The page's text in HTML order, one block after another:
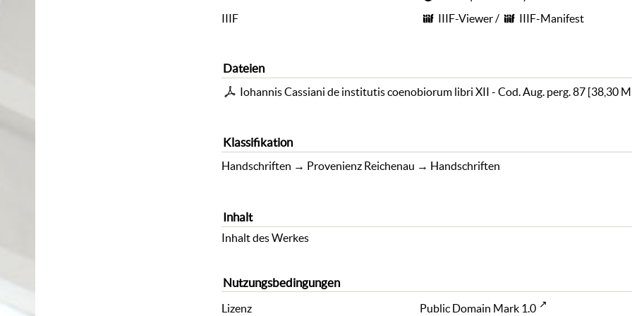
IIIF
IIIF-Viewer/ IIIF-Manifest
Dateien
Iohannis Cassiani de institutis coenobiorum libri XII - Cod. Aug. perg. 87[38,30
Klassifikation
Handschriften → Provenienz Reichenau → Handschriften
Inhalt
Inhalt des Werkes
Nutzungsbedingungen
Lizenz Public Domain Mark 1.0